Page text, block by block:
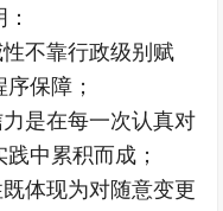
不靠行政级别赋
保障；
是在每一次认真对
中累积而成；
体现为对随意变更